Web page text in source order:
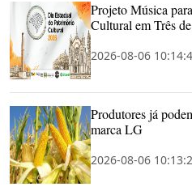
Projeto Música
Cultural em Três
2026-08-06
Produtores já
marca LG
2026-08-06